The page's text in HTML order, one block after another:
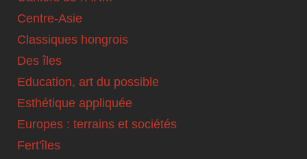
Centre-Asie
Classiques hongrois
Des îles
Education, art du possible
Esthétique appliquée
Europes : terrains et sociétés
Fert'îles